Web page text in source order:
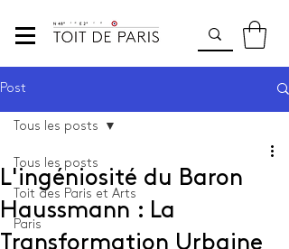
Post
Tous les posts
Toit des Paris et Arts
Paris
Tous les posts
L'ingéniosité du Baron
Haussmann : La
Transformation Urbaine